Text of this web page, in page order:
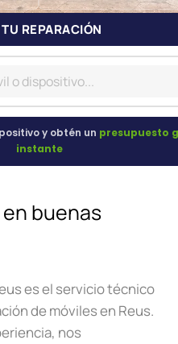
REPARACIÓN
y obtén un presupuesto
instante
buenas
es el servicio técnico
de móviles en Reus.
nos